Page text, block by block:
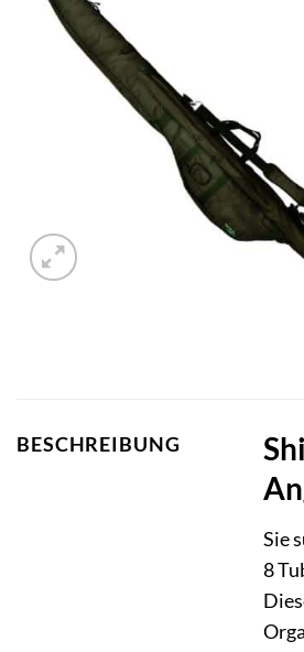
BESCHREIBUNG
Sie
8